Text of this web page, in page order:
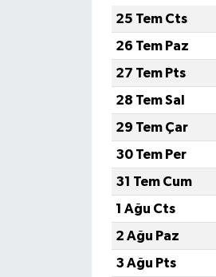
25 Tem Cts
26 Tem Paz
27 Tem Pts
28 Tem Sal
29 Tem Çar
30 Tem Per
31 Tem Cum
1 Ağu Cts
2 Ağu Paz
3 Ağu Pts